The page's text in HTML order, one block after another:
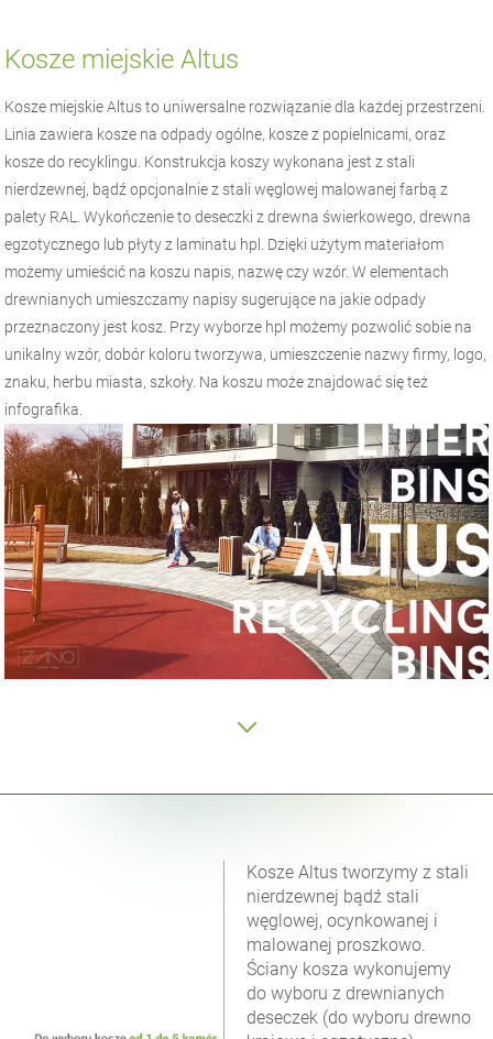
Kosze miejskie Altus
Kosze miejskie Altus to uniwersalne rozwiązanie dla każdej przestrzeni.
Linia zawiera kosze na odpady ogólne, kosze z popielnicami, oraz
kosze do recyklingu. Konstrukcja koszy wykonana jest z stali
nierdzewnej, bądź opcjonalnie z stali węglowej malowanej farbą z
palety RAL. Wykończenie to deseczki z drewna świerkowego, drewna
egzotycznego lub płyty z laminatu hpl. Dzięki użytym materiałom
możemy umieścić na koszu napis, nazwę czy wzór. W elementach
drewnianych umieszczamy napisy sugerujące na jakie odpady
przeznaczony jest kosz. Przy wyborze hpl możemy pozwolić sobie na
unikalny wzór, dobór koloru tworzywa, umieszczenie nazwy firmy, logo,
znaku, herbu miasta, szkoły. Na koszu może znajdować się też
infografika.
Kosze Altus tworzymy z stali
nierdzewnej bądź stali
węglowej, ocynkowanej i
malowanej proszkowo.
Ściany kosza wykonujemy
do wyboru z drewnianych
deseczek (do wyboru drewno